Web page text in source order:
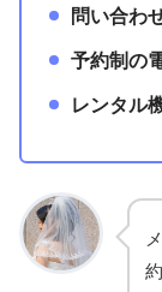
問い合わ
予約制の
レンタル